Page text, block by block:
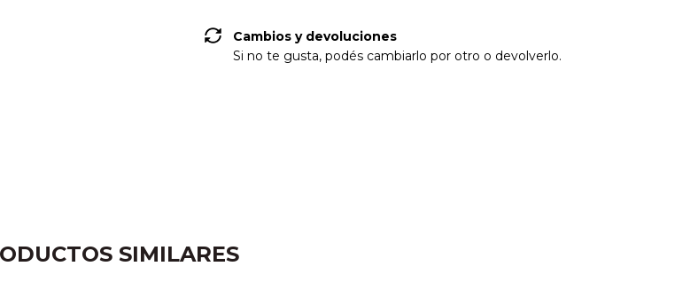
Cambios y devoluciones
Si no te gusta, podés cambiarlo por otro o devolverlo.
SIMILARES